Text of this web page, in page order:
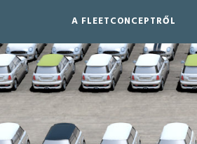
A FLEETCONCEPTRŐL